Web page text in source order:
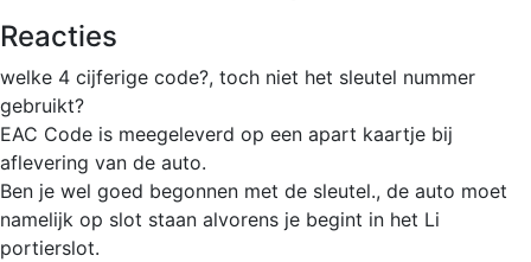
Reacties
welke 4 cijferige code?, toch niet het sleutel nummer
gebruikt?
EAC Code is meegeleverd op een apart kaartje bij
aflevering van de auto.
Ben je wel goed begonnen met de sleutel., de auto moet
namelijk op slot staan alvorens je begint in het Li
portierslot.